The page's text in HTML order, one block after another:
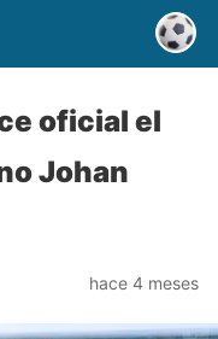
oficial el
Johan
hace 4 meses